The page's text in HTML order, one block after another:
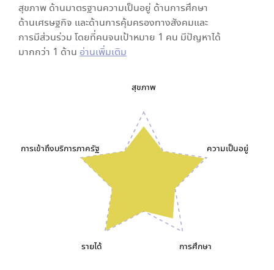
สุขภาพ ด้านมาตรฐานความเป็นอยู่ ด้านการศึกษา
ด้านเศรษฐกิจ และด้านการคุ้มครองทางสังคมและ
การมีส่วนร่วม โดยที่คนจนเป้าหมาย 1 คน มีปัญหาได้
มากกว่า 1 ด้าน อ่านเพิ่มเติม
สุขภาพ
ความเป็นอยู่
การศึกษา
รายได้
การเข้าถึงบริการภาครัฐ